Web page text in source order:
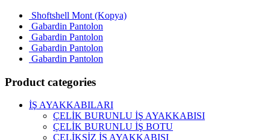
Shoftshell Mont (Kopya)
Gabardin Pantolon
Gabardin Pantolon
Gabardin Pantolon
Gabardin Pantolon
Product categories
İŞ AYAKKABILARI
ÇELİK BURUNLU İŞ AYAKKABISI
ÇELİK BURUNLU İŞ BOTU
ÇELİKSİZ İŞ AYAKKABISI